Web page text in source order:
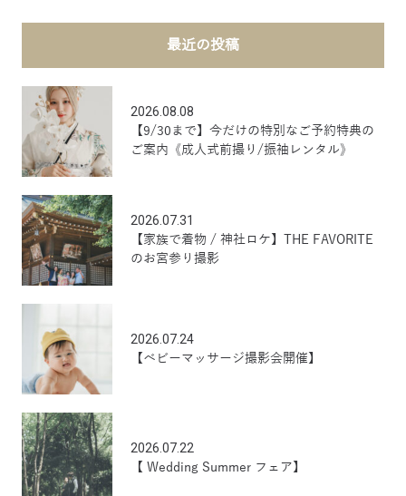
最近の投稿
2026.08.08
【9/30まで】今だけの特別なご予約特典の
ご案内《成人式前撮り/振袖レンタル》
2026.07.31
【家族で着物 / 神社ロケ】THE FAVORITE
のお宮参り撮影
2026.07.24
【ベビーマッサージ撮影会開催】
2026.07.22
【 Wedding Summer フェア】